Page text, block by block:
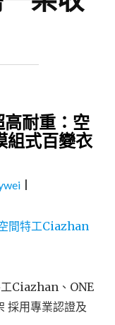
耐重：空
組式百變衣
|
Ciazhan、ONE
採用專業認證及